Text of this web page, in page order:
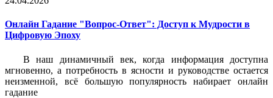
Онлайн Гадание "Вопрос-Ответ": Доступ к Мудрости в
Цифровую Эпоху
В наш динамичный век, когда информация доступна
мгновенно, а потребность в ясности и руководстве остается
неизменной, всё большую популярность набирает онлайн
гадание